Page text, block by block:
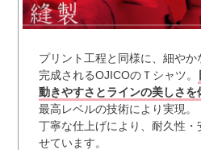
プリント工程と同様に、細や
完成されるOJICOのＴシャツ。
動きやすさとラインの美しさを
最高レベルの技術により実現。
丁寧な仕上げにより、耐久性・
せています。